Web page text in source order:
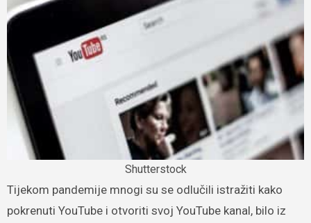
Shutterstock
Tijekom pandemije mnogi su se odlučili istražiti kako
pokrenuti YouTube i otvoriti svoj YouTube kanal, bilo iz